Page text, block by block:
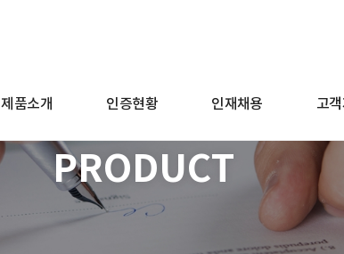
제품소개 인증현황 인재채용 고
PRODUCT